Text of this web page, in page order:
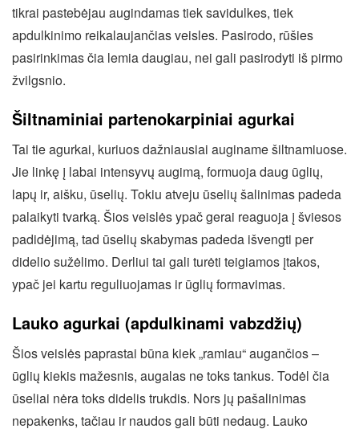
tikrai pastebėjau augindamas tiek savidulkes, tiek
apdulkinimo reikalaujančias veisles. Pasirodo, rūšies
pasirinkimas čia lemia daugiau, nei gali pasirodyti iš pirmo
žvilgsnio.
Šiltnaminiai partenokarpiniai agurkai
Tai tie agurkai, kuriuos dažniausiai auginame šiltnamiuose.
Jie linkę į labai intensyvų augimą, formuoja daug ūglių,
lapų ir, aišku, ūselių. Tokiu atveju ūselių šalinimas padeda
palaikyti tvarką. Šios veislės ypač gerai reaguoja į šviesos
padidėjimą, tad ūselių skabymas padeda išvengti per
didelio sužėlimo. Derliui tai gali turėti teigiamos įtakos,
ypač jei kartu reguliuojamas ir ūglių formavimas.
Lauko agurkai (apdulkinami vabzdžių)
Šios veislės paprastai būna kiek „ramiau“ augančios –
ūglių kiekis mažesnis, augalas ne toks tankus. Todėl čia
ūseliai nėra toks didelis trukdis. Nors jų pašalinimas
nepakenks, tačiau ir naudos gali būti nedaug. Lauko